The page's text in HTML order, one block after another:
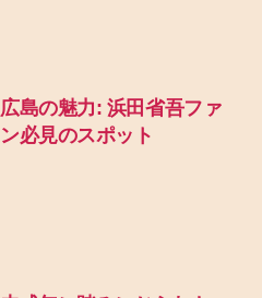
広島の魅力: 浜田省吾ファ
ン必見のスポット